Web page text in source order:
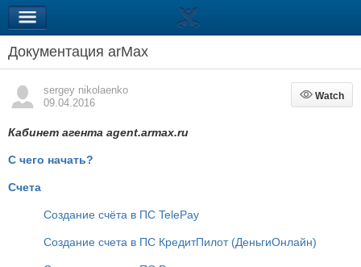
Документация arMax
sergey nikolaenko
09.04.2016
Watch
Watch
Кабинет агента agent.armax.ru
С чего начать?
Счета
Создание счёта в ПС TelePay
Создание счета в ПС КредитПилот (ДеньгиОнлайн)